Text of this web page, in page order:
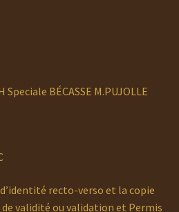
Speciale BÉCASSE M.PUJOLLE
recto-verso et la copie
de validité ou validation et Permis